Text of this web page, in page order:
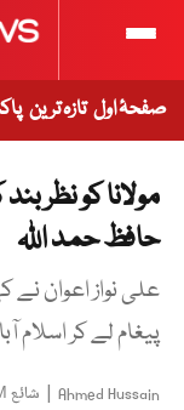
صفحۂ اول تازہ ترین
مولانا کو نظر
حافظ حمد اللہ
علی نواز اعوان
پیغام لے کر اسلام
Ahmed Hussain
| شائع